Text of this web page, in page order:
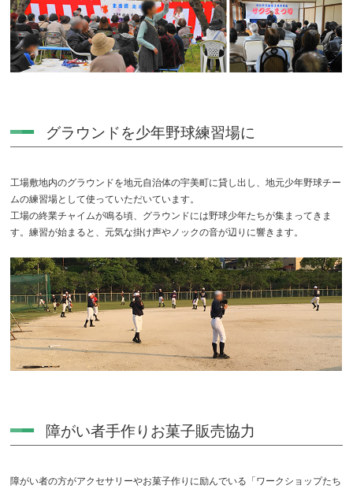
グラウンドを少年野球練習場に
工場敷地内のグラウンドを地元自治体の宇美町に貸し出し、地元少年野球チー
ムの練習場として使っていただいています。
工場の終業チャイムが鳴る頃、グラウンドには野球少年たちが集まってきま
す。練習が始まると、元気な掛け声やノックの音が辺りに響きます。
障がい者手作りお菓子販売協力
障がい者の方がアクセサリーやお菓子作りに励んでいる「ワークショップたち